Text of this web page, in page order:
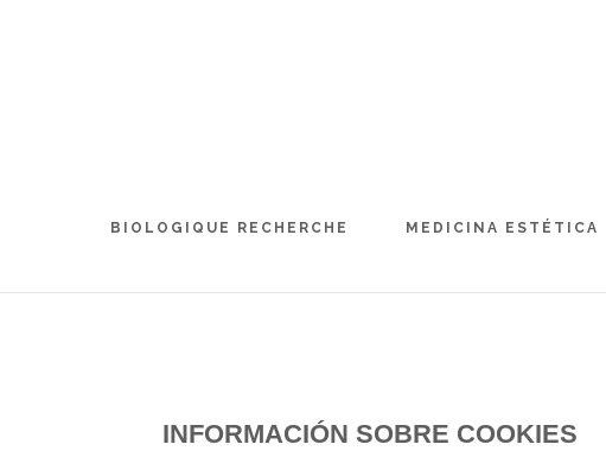
BIOLOGIQUE RECHERCHE MEDICINA ESTÉTICA
INFORMACIÓN SOBRE COOKIES